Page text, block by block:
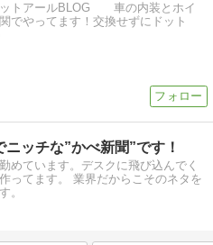
トアールBLOG 車の内装とホイ
でやってます！交換せずにドット
ッチな”かべ新聞”です！
めています。デスクに飛び込んでく
ってます。 業界だからこそのネタを
。